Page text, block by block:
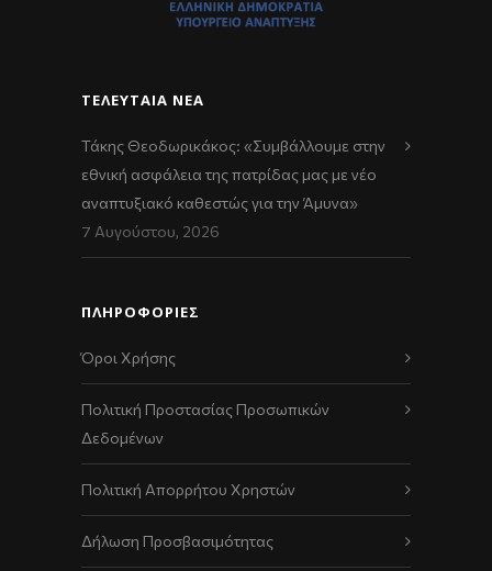
ΤΕΛΕΥΤΑΊΑ ΝΈΑ
Τάκης Θεοδωρικάκος: «Συμβάλλουμε στην
εθνική ασφάλεια της πατρίδας μας με νέο
αναπτυξιακό καθεστώς για την Άμυνα»
7 Αυγούστου, 2026
ΠΛΗΡΟΦΟΡΙΕΣ
Όροι Χρήσης
Πολιτική Προστασίας Προσωπικών
Δεδομένων
Πολιτική Απορρήτου Χρηστών
Δήλωση Προσβασιμότητας